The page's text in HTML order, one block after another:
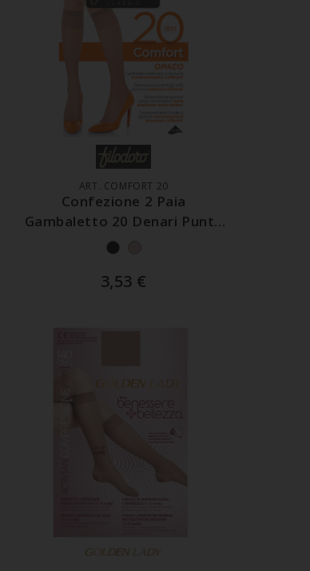
AGGIUNGI AL CARRELLO
ART. COMFORT 20
Confezione 2 Paia
Gambaletto 20 Denari Punta
Rinforzata
3,53 €
AGGIUNGI AL CARRELLO